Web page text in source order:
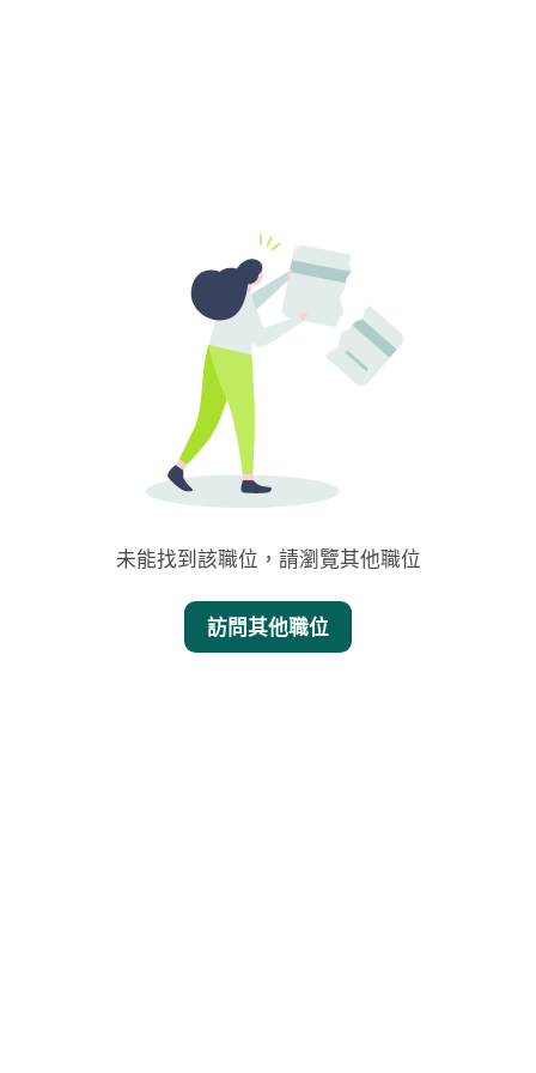
未能找到該職位，請瀏覽其他職位
訪問其他職位